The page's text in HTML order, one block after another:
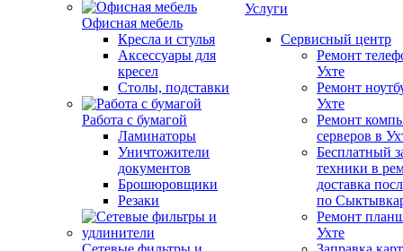
Офисная мебель
Кресла и стулья
Аксессуары для
кресел
Столы, подставки
Работа с бумагой
Ламинаторы
Уничтожители
документов
Брошюровщики
Резаки
Услуги
Сервисный центр
Ремонт
Ухте
Ремонт
Ухте
Ремонт
серверов в
Бесплатный
техники в
доставка
по
Ремонт
Ухте